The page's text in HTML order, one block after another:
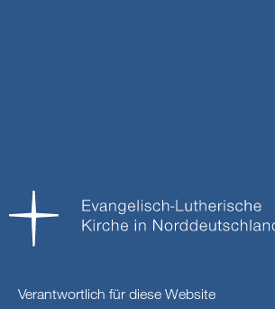
Verantwortlich für diese Website